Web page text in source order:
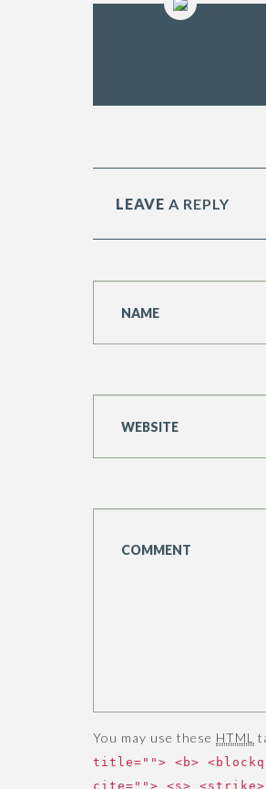
LEAVE A REPLY
You may use these HTML
title=""> <b>
cite=""> <s> <strike>